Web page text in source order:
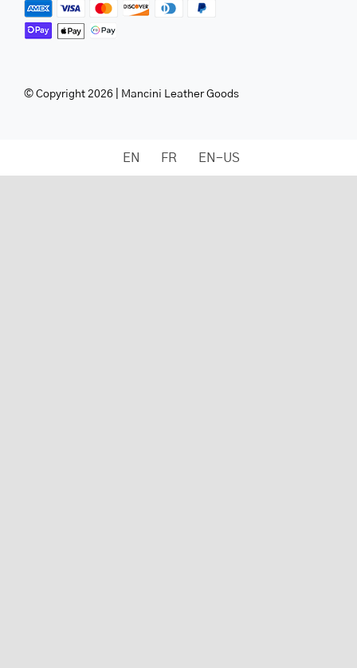
© Copyright 2026 | Mancini Leather Goods
EN FR